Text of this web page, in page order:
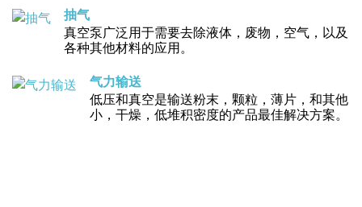
抽气
真空泵广泛用于需要去除液体，废物，空气，以及
各种其他材料的应用。
气力输送
低压和真空是输送粉末，颗粒，薄片，和其他
小，干燥，低堆积密度的产品最佳解决方案。